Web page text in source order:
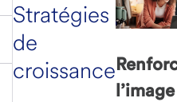
Stratégies
de
croissance